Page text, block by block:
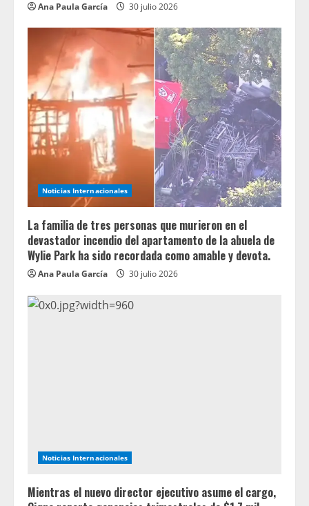
Ana Paula García 30 julio 2026
Noticias Internacionales
La familia de tres personas que murieron en el
devastador incendio del apartamento de la abuela de
Wylie Park ha sido recordada como amable y devota.
Ana Paula García 30 julio 2026
Noticias Internacionales
Mientras el nuevo director ejecutivo asume el cargo,